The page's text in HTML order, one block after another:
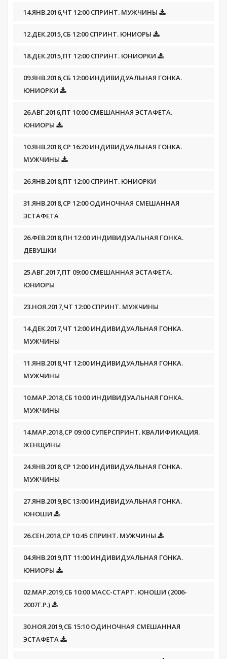
14.ЯНВ.2016,ЧТ 12:00 СПРИНТ. МУЖЧИНЫ
12.ДЕК.2015,СБ 12:00 СПРИНТ. ЮНИОРЫ
18.ДЕК.2015,ПТ 12:00 СПРИНТ. ЮНИОРКИ
09.ЯНВ.2016,СБ 12:00 ИНДИВИДУАЛЬНАЯ ГОНКА.
ЮНИОРКИ
26.АВГ.2016,ПТ 10:00 СМЕШАННАЯ ЭСТАФЕТА.
ЮНИОРЫ
10.ЯНВ.2018,СР 16:20 ИНДИВИДУАЛЬНАЯ ГОНКА.
МУЖЧИНЫ
26.ЯНВ.2018,ПТ 12:00 СПРИНТ. ЮНИОРКИ
31.ЯНВ.2018,СР 12:00 ОДИНОЧНАЯ СМЕШАННАЯ
ЭСТАФЕТА
26.ФЕВ.2018,ПН 12:00 ИНДИВИДУАЛЬНАЯ ГОНКА.
ДЕВУШКИ
25.АВГ.2017,ПТ 09:00 СМЕШАННАЯ ЭСТАФЕТА.
ЮНИОРЫ
23.НОЯ.2017,ЧТ 12:00 СПРИНТ. МУЖЧИНЫ
14.ДЕК.2017,ЧТ 12:00 ИНДИВИДУАЛЬНАЯ ГОНКА.
МУЖЧИНЫ
11.ЯНВ.2018,ЧТ 12:00 ИНДИВИДУАЛЬНАЯ ГОНКА.
МУЖЧИНЫ
10.МАР.2018,СБ 10:00 ИНДИВИДУАЛЬНАЯ ГОНКА.
МУЖЧИНЫ
14.МАР.2018,СР 09:00 СУПЕРСПРИНТ. КВАЛИФИКАЦИЯ.
ЖЕНЩИНЫ
24.ЯНВ.2018,СР 12:00 ИНДИВИДУАЛЬНАЯ ГОНКА.
МУЖЧИНЫ
27.ЯНВ.2019,ВС 13:00 ИНДИВИДУАЛЬНАЯ ГОНКА.
ЮНОШИ
26.СЕН.2018,СР 10:45 СПРИНТ. МУЖЧИНЫ
04.ЯНВ.2019,ПТ 11:00 ИНДИВИДУАЛЬНАЯ ГОНКА.
ЮНИОРЫ
02.МАР.2019,СБ 10:00 МАСС-СТАРТ. ЮНОШИ (2006-
2007Г.Р.)
30.НОЯ.2019,СБ 15:10 ОДИНОЧНАЯ СМЕШАННАЯ
ЭСТАФЕТА